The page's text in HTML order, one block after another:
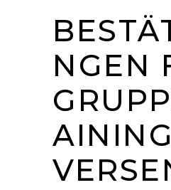
NGEN
AINING